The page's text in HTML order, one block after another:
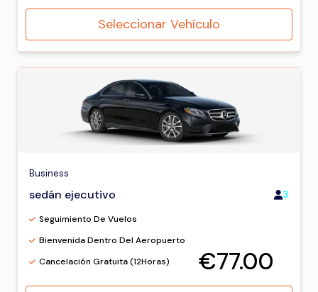
Seleccionar Vehículo
Business
sedán ejecutivo 3
Seguimiento De Vuelos
Bienvenida Dentro Del Aeropuerto
Cancelación Gratuita (12Horas)
€77.00